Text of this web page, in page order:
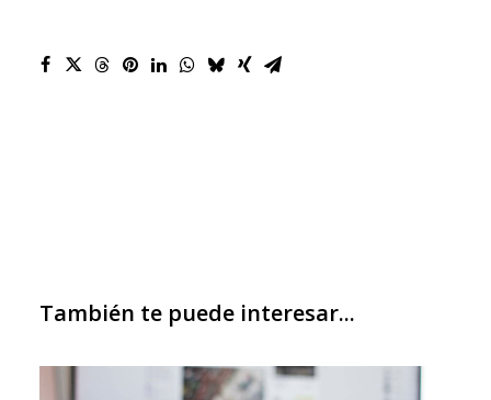
También te puede interesar...